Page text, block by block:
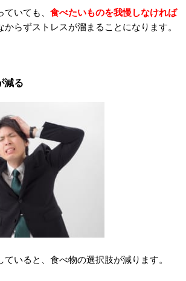
いても、 食べたいものを我慢しなければ
からずストレスが溜まることになります。
減る
いると、食べ物の選択肢が減ります。